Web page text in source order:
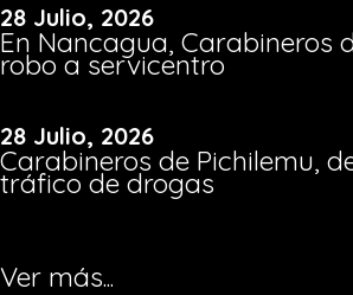
28 Julio, 2026
En Nancagua, Carabineros
robo a servicentro
28 Julio, 2026
Carabineros de Pichilemu,
tráfico de drogas
Ver más...